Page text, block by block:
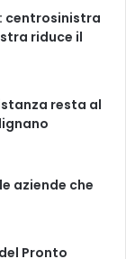
centrosinistra
riduce il
resta al
le aziende che
Pronto